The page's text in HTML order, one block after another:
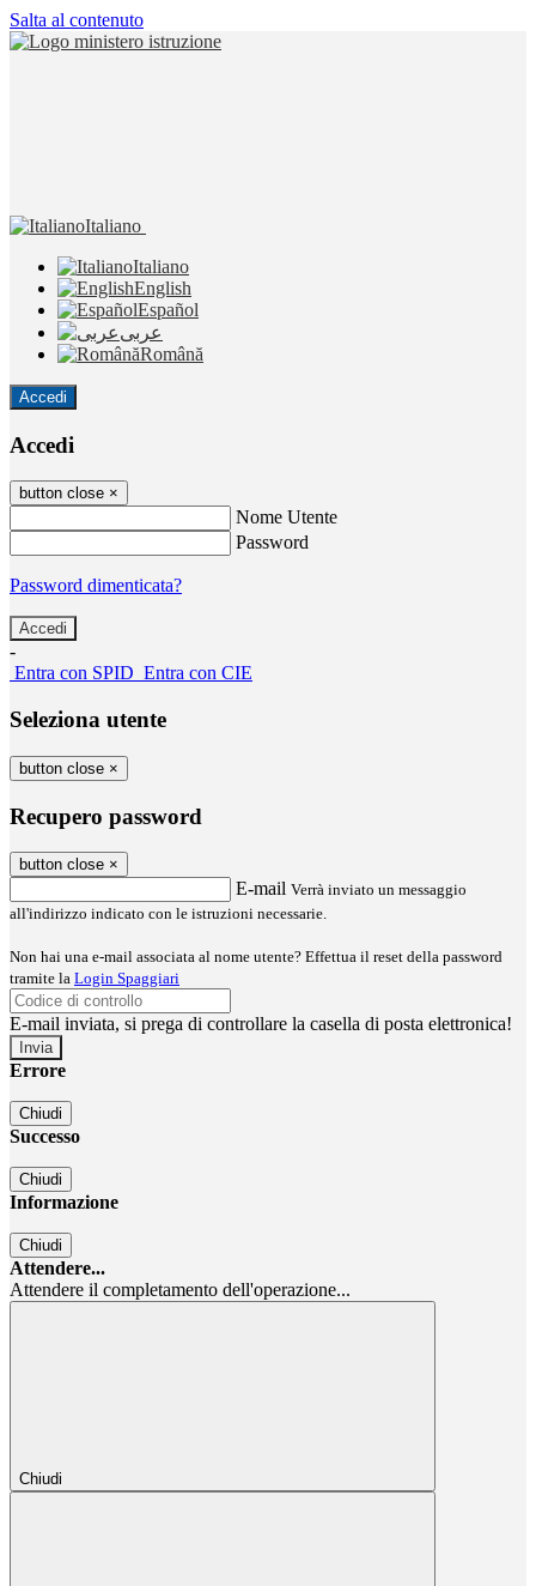
Salta al contenuto
Italiano
Italiano
English
Español
عربى
Română
Accedi
Accedi
button close ×
Nome Utente
Password
Password dimenticata?
-
Entra con SPID Entra con CIE
Seleziona utente
button close ×
Recupero password
button close ×
E-mail Verrà inviato un messaggio
all'indirizzo indicato con le istruzioni necessarie.
Non hai una e-mail associata al nome utente? Effettua il reset della password
tramite la Login Spaggiari
E-mail inviata, si prega di controllare la casella di posta elettronica!
Errore
Chiudi
Successo
Chiudi
Informazione
Chiudi
Attendere...
Attendere il completamento dell'operazione...
Chiudi